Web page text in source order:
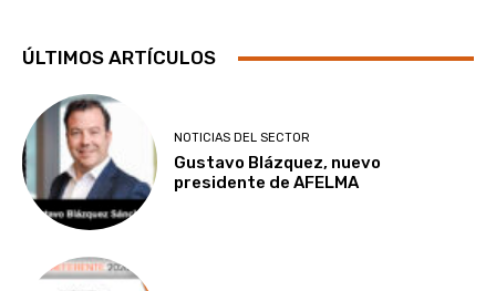
ÚLTIMOS ARTÍCULOS
NOTICIAS DEL SECTOR
Gustavo Blázquez, nuevo
presidente de AFELMA